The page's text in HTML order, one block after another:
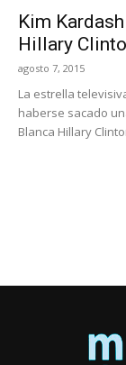
Kim
Hillary
agosto 7, 2015
La estrella
haberse sacado
Blanca Hillary